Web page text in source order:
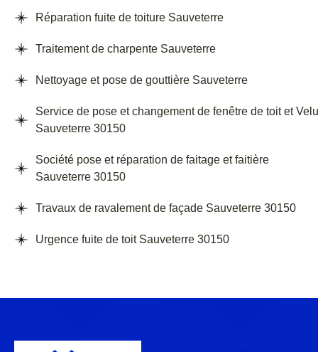
Réparation fuite de toiture Sauveterre
Traitement de charpente Sauveterre
Nettoyage et pose de gouttière Sauveterre
Service de pose et changement de fenêtre de toit et
Sauveterre 30150
Société pose et réparation de faitage et faitière
Sauveterre 30150
Travaux de ravalement de façade Sauveterre 30150
Urgence fuite de toit Sauveterre 30150